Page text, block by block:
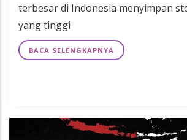
terbesar di Indonesia menyimpan
yang tinggi
BACA SELENGKAPNYA